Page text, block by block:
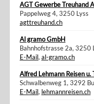
AGT Gewerbe Treuhand
Pappelweg 4, 3250 Lyss
agttreuhand.ch
Al gramo GmbH
Bahnhofstrasse 2a, 3250
E-Mail, al-gramo.ch
Alfred Lehmann Reisen u.
Schwalbenweg 1, 3292
E-Mail, lehmannreisen.ch